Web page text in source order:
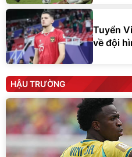
Tuyển
về đội
HẬU TRƯỜNG